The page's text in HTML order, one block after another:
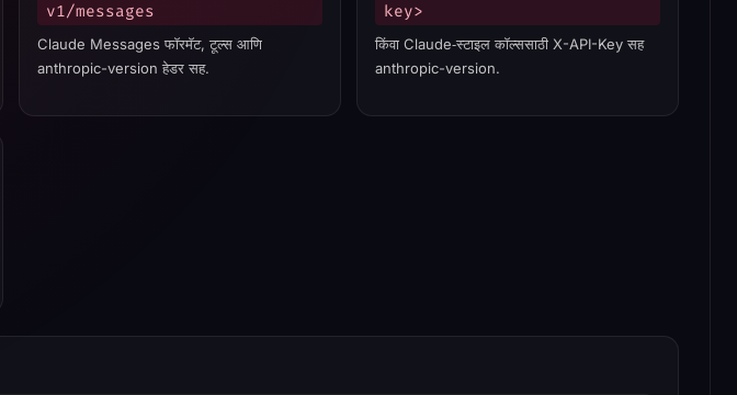
v1/messages
Claude Messages फॉरमॅट, टूल्स आणि
anthropic-version हेडर सह.
key>
किंवा Claude‑स्टाइल कॉल्ससाठी X-API-Key सह
anthropic-version.